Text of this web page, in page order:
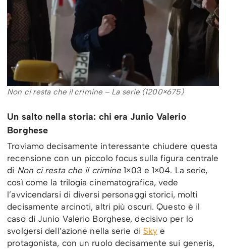
Non ci resta che il crimine – La serie (1200×675)
Un salto nella storia: chi era Junio Valerio
Borghese
Troviamo decisamente interessante chiudere questa
recensione con un piccolo focus sulla figura centrale
di Non ci resta che il crimine1×03 e 1×04. La serie,
così come la trilogia cinematografica, vede
l’avvicendarsi di diversi personaggi storici, molti
decisamente arcinoti, altri più oscuri. Questo è il
caso di Junio Valerio Borghese, decisivo per lo
svolgersi dell’azione nella serie di Sky e
protagonista, con un ruolo decisamente sui generis,